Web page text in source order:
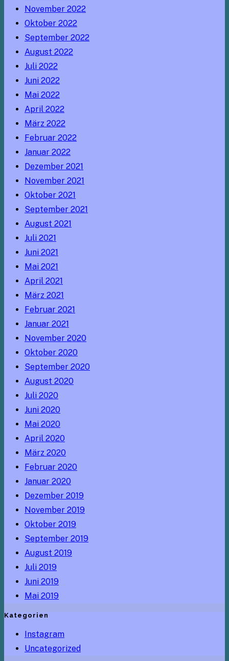
November 2022
Oktober 2022
September 2022
August 2022
Juli 2022
Juni 2022
Mai 2022
April 2022
März 2022
Februar 2022
Januar 2022
Dezember 2021
November 2021
Oktober 2021
September 2021
August 2021
Juli 2021
Juni 2021
Mai 2021
April 2021
März 2021
Februar 2021
Januar 2021
November 2020
Oktober 2020
September 2020
August 2020
Juli 2020
Juni 2020
Mai 2020
April 2020
März 2020
Februar 2020
Januar 2020
Dezember 2019
November 2019
Oktober 2019
September 2019
August 2019
Juli 2019
Juni 2019
Mai 2019
Kategorien
Instagram
Uncategorized